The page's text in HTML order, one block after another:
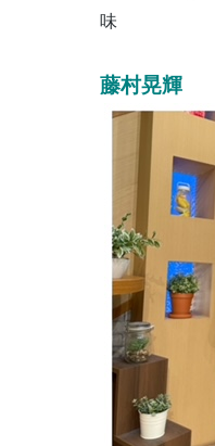
味
藤村晃輝